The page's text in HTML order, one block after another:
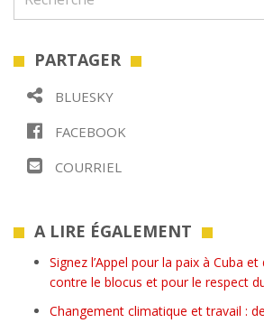
PARTAGER
BLUESKY
FACEBOOK
COURRIEL
A LIRE ÉGALEMENT
Signez l’Appel pour la paix à Cuba
contre le blocus et pour le respect
Changement climatique et travail :